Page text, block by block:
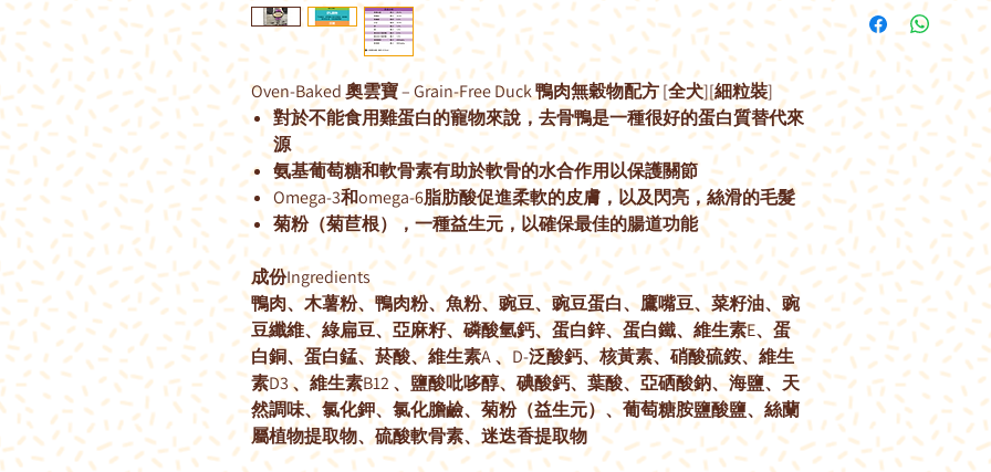
Oven-Baked 奧雲寶 – Grain-Free Duck 鴨肉無穀物配方 [全犬][細粒裝]
對於不能食用雞蛋白的寵物來說，去骨鴨是一種很好的蛋白質替代來
源
氨基葡萄糖和軟骨素有助於軟骨的水合作用以保護關節
Omega-3和omega-6脂肪酸促進柔軟的皮膚，以及閃亮，絲滑的毛髮
菊粉（菊苣根），一種益生元，以確保最佳的腸道功能
成份Ingredients
鴨肉、木薯粉、鴨肉粉、魚粉、豌豆、豌豆蛋白、鷹嘴豆、菜籽油、豌
豆纖維、綠扁豆、亞麻籽、磷酸氫鈣、蛋白鋅、蛋白鐵、維生素E、蛋
白銅、蛋白錳、菸酸、維生素A 、D-泛酸鈣、核黃素、硝酸硫銨、維生
素D3 、維生素B12 、鹽酸吡哆醇、碘酸鈣、葉酸、亞硒酸鈉、海鹽、天
然調味、氯化鉀、氯化膽鹼、菊粉（益生元）、葡萄糖胺鹽酸鹽、絲蘭
屬植物提取物、硫酸軟骨素、迷迭香提取物